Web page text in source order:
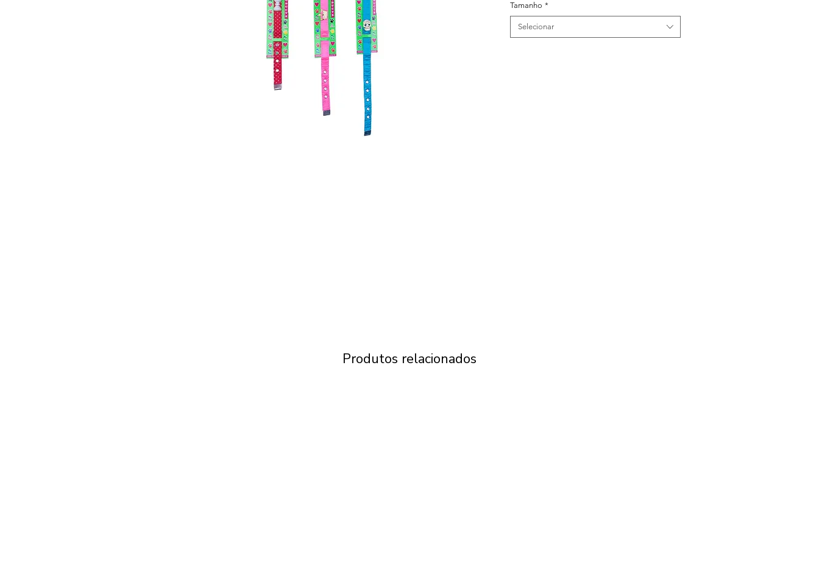
Tamanho *
Selecionar
Produtos relacionados